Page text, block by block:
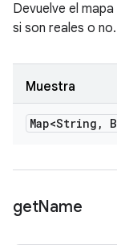
Devuelve el
si son reales o no.
Muestra
Map<String ,
getName